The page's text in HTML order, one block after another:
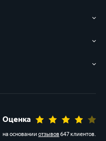
Оценка
на основании отзывов647 клиентов.